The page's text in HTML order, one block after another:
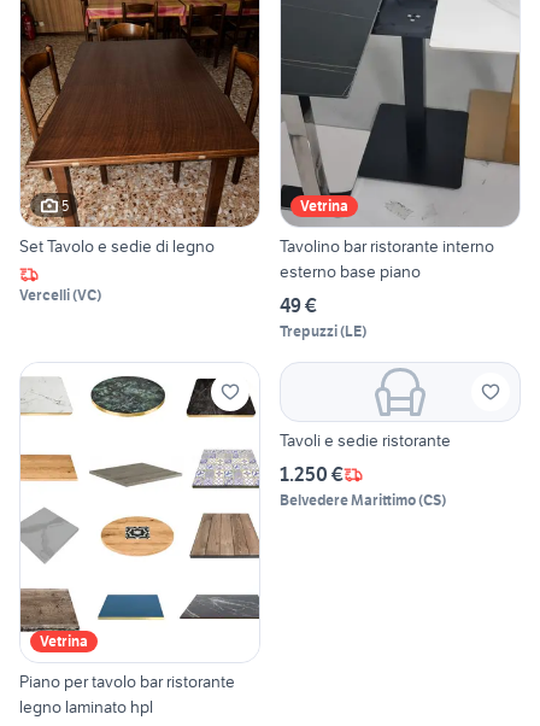
5
Set Tavolo e sedie di legno
Vercelli(VC)
Vetrina
Tavolino bar ristorante interno
esterno base piano
49 €
Trepuzzi(LE)
Vetrina
Piano per tavolo bar ristorante
legno laminato hpl
Tavoli e sedie ristorante
1.250 €
Belvedere Marittimo(CS)